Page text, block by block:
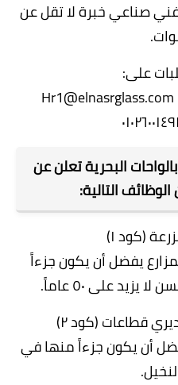
صناعي خبرة لا تقل عن
على:
البحرية تعلن عن
التالية:
(كود ١)
المزارع يفضل أن يكون جزءاً
يزيد على ٥٠ عاماً.
قطاعات (كود ٢)
٥ سنوات يفضل أن يكون جزءاً منها في